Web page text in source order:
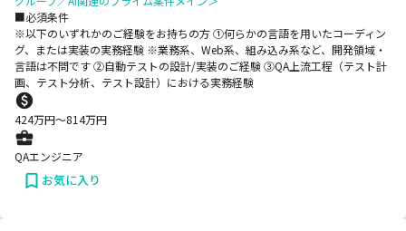
■必須条件
※以下のいずれかのご経験をお持ちの方 ①何らかの言語を用いたコーディン
グ、または実装の実務経験 ※業務系、Web系、組み込み系など、開発領域・
言語は不問です ②自動テストの設計/実装のご経験 ③QA上流工程（テスト計
画、テスト分析、テスト設計）における実務経験
424万円〜814万円
QAエンジニア
お気に入り